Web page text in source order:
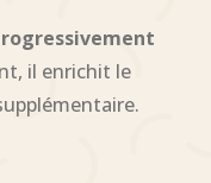
il enrichit le